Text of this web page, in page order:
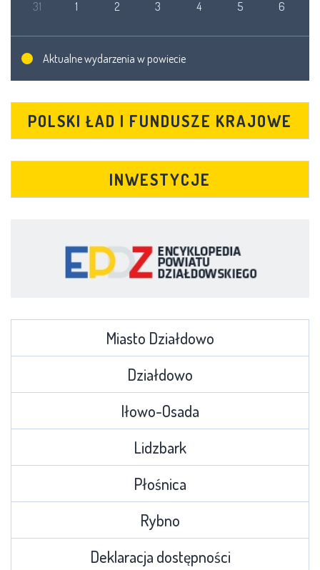
31 1 2 3 4 5 6
Aktualne wydarzenia w powiecie
POLSKI ŁAD I FUNDUSZE KRAJOWE
INWESTYCJE
Miasto Działdowo
Działdowo
Iłowo-Osada
Lidzbark
Płośnica
Rybno
Deklaracja dostępności